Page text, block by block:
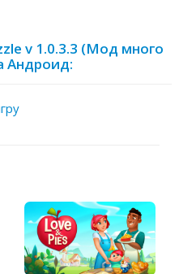
v 1.0.3.3 (Мод много
Андроид: